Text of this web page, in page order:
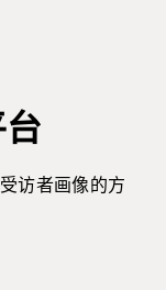
访者画像的方